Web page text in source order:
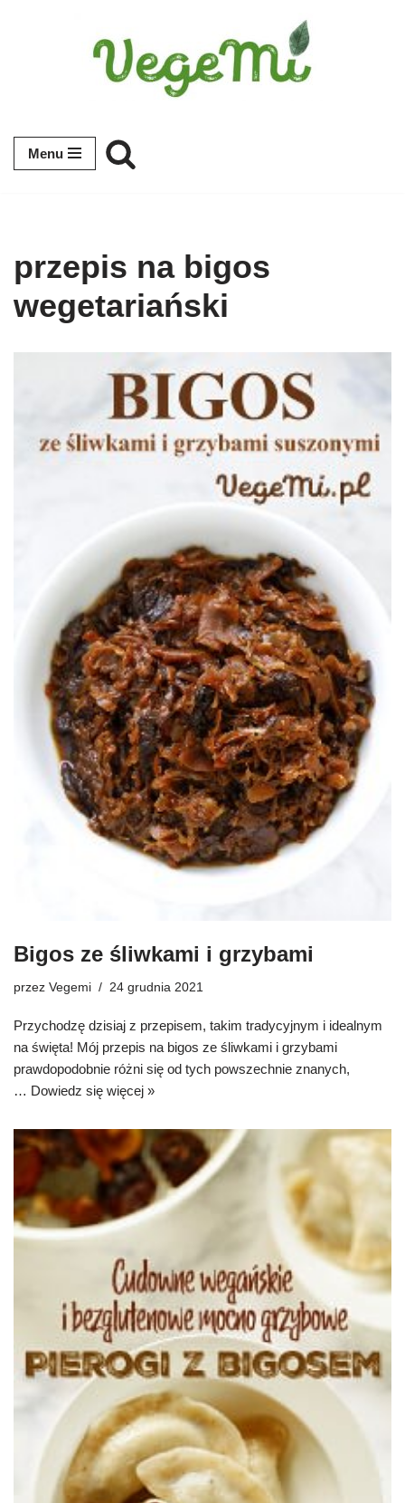
Menu
przepis na bigos
wegetariański
Bigos ze śliwkami i grzybami
przez Vegemi 24 grudnia 2021
Przychodzę dzisiaj z przepisem, takim tradycyjnym i idealnym
na święta! Mój przepis na bigos ze śliwkami i grzybami
prawdopodobnie różni się od tych powszechnie znanych,
… Dowiedz się więcej »